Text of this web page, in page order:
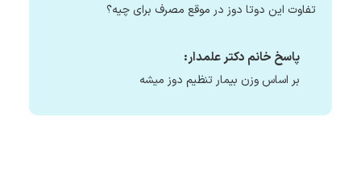
تفاوت این دوتا دوز در موقع مصرف برای چیه؟
پاسخ خانم دکتر علمدار:
بر اساس وزن بیمار تنظیم دوز میشه